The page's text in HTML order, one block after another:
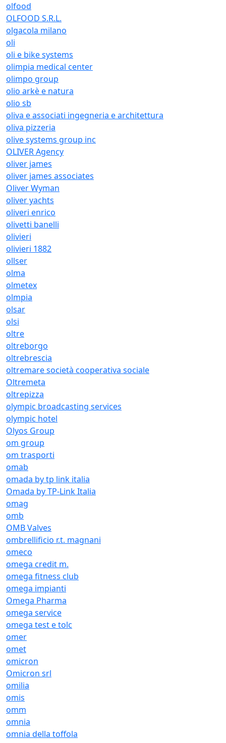
olfood
OLFOOD S.R.L.
olgacola milano
oli
oli e bike systems
olimpia medical center
olimpo group
olio arkè e natura
olio sb
oliva e associati ingegneria e architettura
oliva pizzeria
olive systems group inc
OLIVER Agency
oliver james
oliver james associates
Oliver Wyman
oliver yachts
oliveri enrico
olivetti banelli
olivieri
olivieri 1882
ollser
olma
olmetex
olmpia
olsar
olsi
oltre
oltreborgo
oltrebrescia
oltremare società cooperativa sociale
Oltremeta
oltrepizza
olympic broadcasting services
olympic hotel
Olyos Group
om group
om trasporti
omab
omada by tp link italia
Omada by TP-Link Italia
omag
omb
OMB Valves
ombrellificio r.t. magnani
omeco
omega credit m.
omega fitness club
omega impianti
Omega Pharma
omega service
omega test e tolc
omer
omet
omicron
Omicron srl
omilia
omis
omm
omnia
omnia della toffola